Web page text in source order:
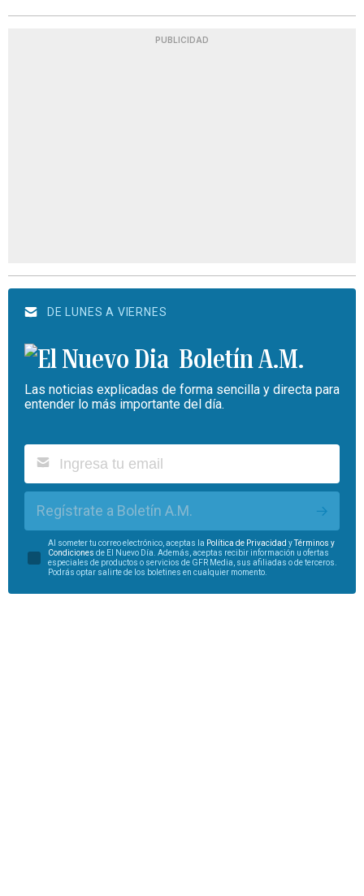
PUBLICIDAD
DE LUNES A VIERNES
Boletín A.M.
Las noticias explicadas de forma sencilla y directa para
entender lo más importante del día.
Regístrate a Boletín A.M.
Al someter tu correo electrónico, aceptas la Política de Privacidad yTérminos y
Condiciones de El Nuevo Día. Además, aceptas recibir información u ofertas
especiales de productos o servicios de GFR Media, sus afiliadas o de terceros.
Podrás optar salirte de los boletines en cualquier momento.